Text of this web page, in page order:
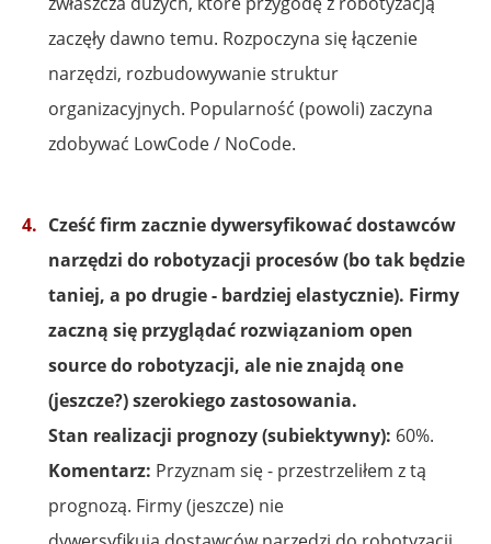
zaczęły dawno temu. Rozpoczyna się łączenie
narzędzi, rozbudowywanie struktur
organizacyjnych. Popularność (powoli) zaczyna
zdobywać LowCode / NoCode.
Cześć firm zacznie dywersyfikować dostawców
narzędzi do robotyzacji procesów (bo tak będzie
taniej, a po drugie - bardziej elastycznie). Firmy
zaczną się przyglądać rozwiązaniom open
source do robotyzacji, ale nie znajdą one
(jeszcze?) szerokiego zastosowania.
Stan realizacji prognozy (subiektywny): 60%.
Komentarz: Przyznam się - przestrzeliłem z tą
prognozą. Firmy (jeszcze) nie